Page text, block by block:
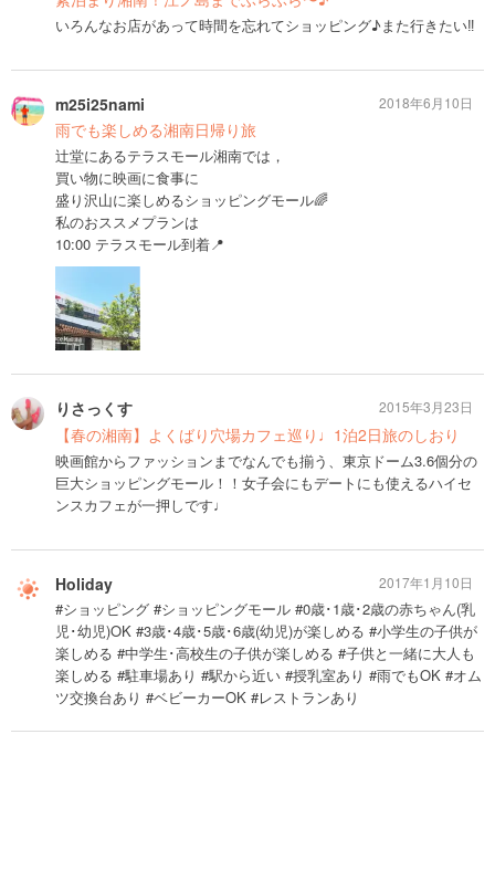
いろんなお店があって時間を忘れてショッピング♪また行きたい‼︎
m25i25nami
雨でも楽しめる湘南日帰り旅
辻堂にあるテラスモール湘南では，
買い物に映画に食事に
盛り沢山に楽しめるショッピングモール🌈
私のおススメプランは
10:00 テラスモール到着📍
2018年6月10日
りさっくす
【春の湘南】よくばり穴場カフェ巡り♩1泊2日旅のしおり
映画館からファッションまでなんでも揃う、東京ドーム3.6個分の
巨大ショッピングモール！！女子会にもデートにも使えるハイセ
ンスカフェが一押しです♩
2015年3月23日
Holiday
#ショッピング #ショッピングモール #0歳･1歳･2歳の赤ちゃん(乳
児･幼児)OK #3歳･4歳･5歳･6歳(幼児)が楽しめる #小学生の子供が
楽しめる #中学生･高校生の子供が楽しめる #子供と一緒に大人も
楽しめる #駐車場あり #駅から近い #授乳室あり #雨でもOK #オム
ツ交換台あり #ベビーカーOK #レストランあり
2017年1月10日